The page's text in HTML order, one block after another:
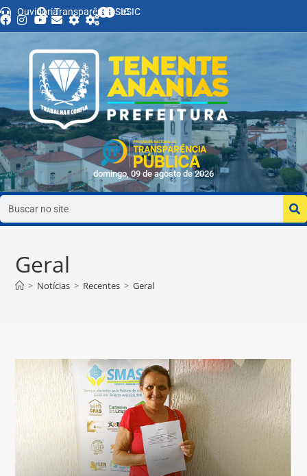
conteúdo
OuvidoriaTransparênciaSICeSIC
domingo, 09 de agosto de 2026
Geral
> Notícias > Recentes > Geral